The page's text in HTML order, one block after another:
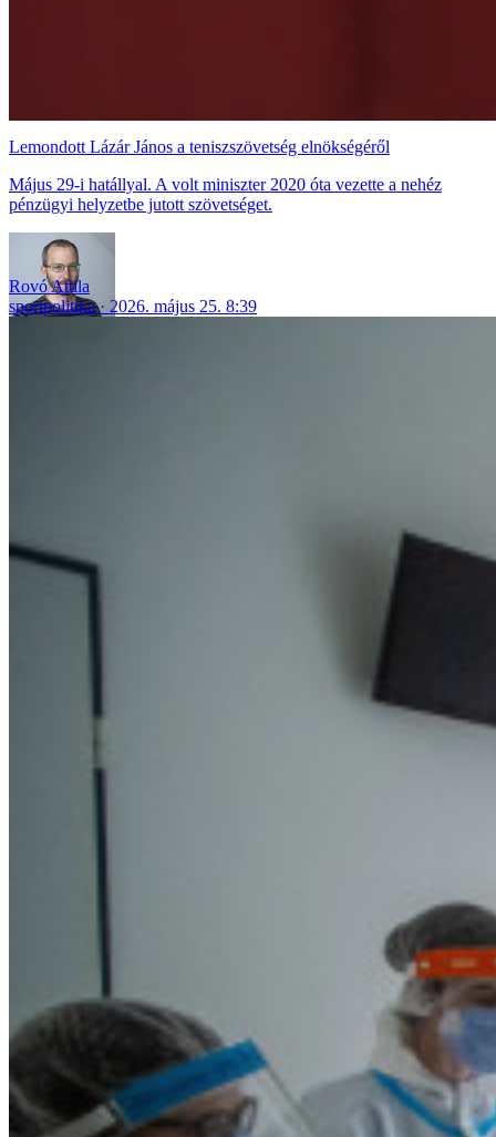
Lemondott Lázár János a teniszszövetség elnökségéről
Május 29-i hatállyal. A volt miniszter 2020 óta vezette a nehéz
pénzügyi helyzetbe jutott szövetséget.
Rovó Attila
sportpolitika
2026. május 25. 8:39